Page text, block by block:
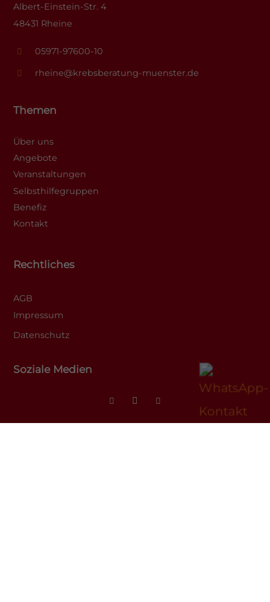
Albert-Einstein-Str. 4
48431 Rheine
05971-97600-10
rheine@krebsberatung-muenster.de
Themen
Über uns
Angebote
Veranstaltungen
Selbsthilfegruppen
Benefiz
Kontakt
Rechtliches
AGB
Impressum
Datenschutz
Soziale Medien